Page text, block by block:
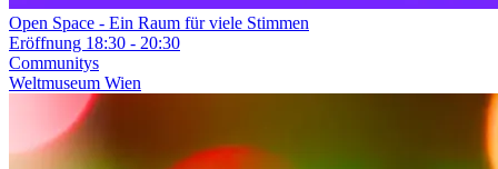
Open Space - Ein Raum für viele Stimmen
Eröffnung 18:30 - 20:30
Communitys
Weltmuseum Wien